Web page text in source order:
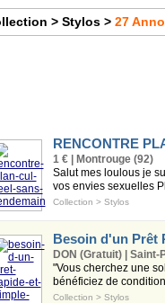
> Stylos> 27
RENCONTRE
1 € | Montrouge (92)
Salut mes loulous je
vos envies sexuelles
Collection > Stylos
Besoin d'un Prêt
DON (Gratuit) |
"Vous cherchez une
bénéficiez de
Collection > Stylos